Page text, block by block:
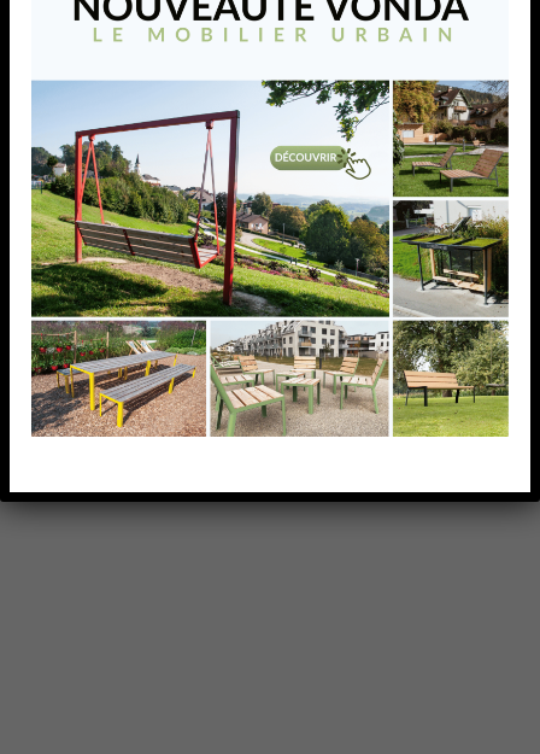
VONDA table
La table VONDA complète harmonieusement les
assises de la collection. Associée aux bancs,
banquettes ou tabourets, elle crée un espace
convivial, idéal pour les repas, les échanges ou les
moments de détente en extérieur.
AJOUTER À MA LISTE